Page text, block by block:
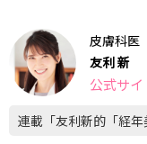
皮膚科医
友利 新
公式サイ
連載「友利新的「経